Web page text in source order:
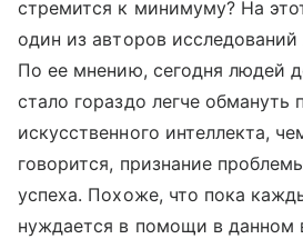
стремится к минимуму? На
один из авторов
По ее мнению, сегодня людей
стало гораздо легче
искусственного интеллекта,
говорится, признание
успеха. Похоже, что пока
нуждается в помощи в данном